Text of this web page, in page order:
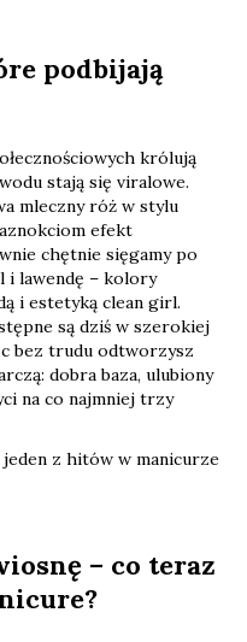
podbijają
królują
stają się viralowe.
mleczny róż w stylu
efekt
chętnie sięgamy po
i lawendę – kolory
i estetyką clean girl.
są dziś w szerokiej
bez trudu odtworzysz
dobra baza, ulubiony
na co najmniej trzy
z hitów w manicurze
– co teraz